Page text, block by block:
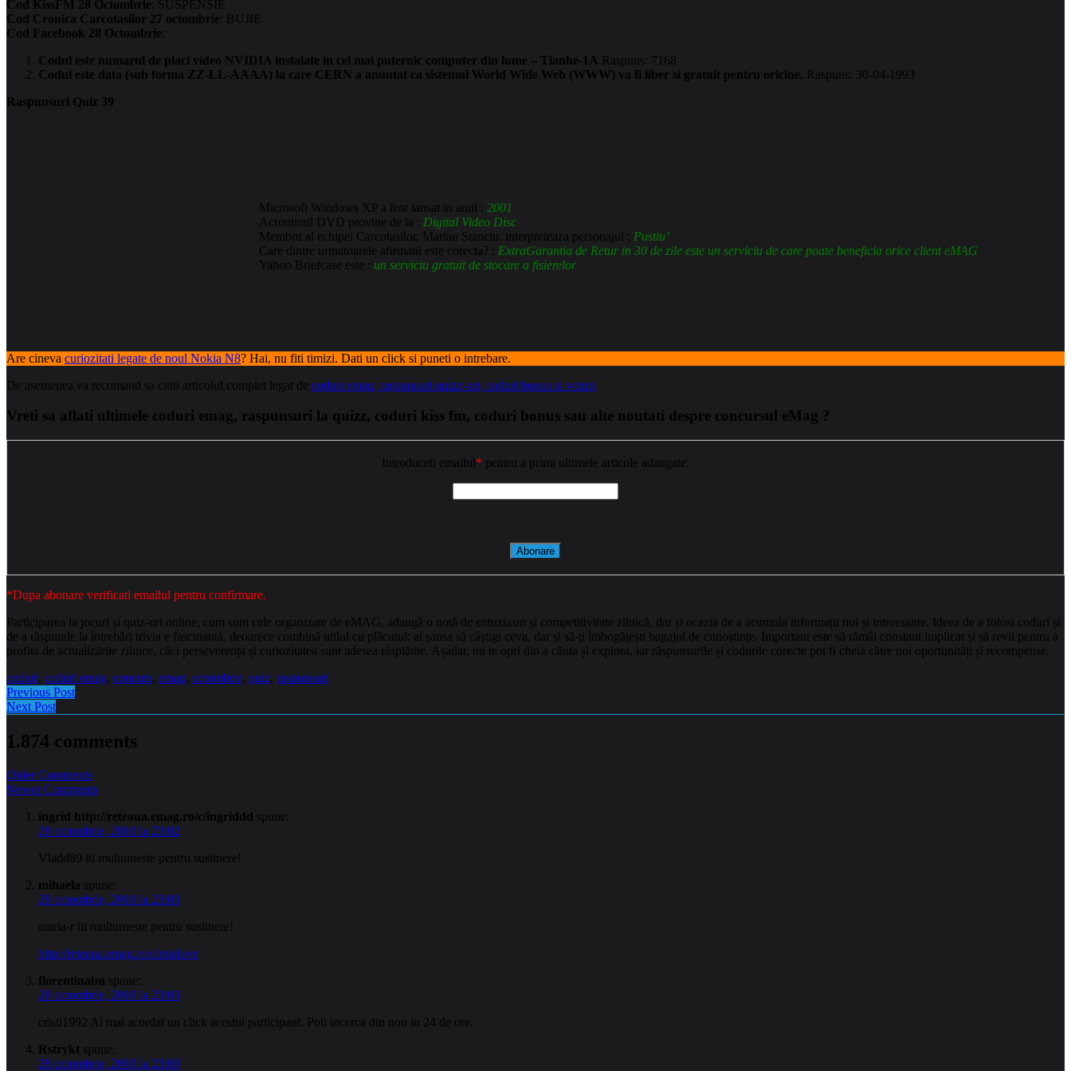
Cod KissFM 28 Octombrie: SUSPENSIE
Cod Cronica Carcotasilor 27 octombrie: BUJIE
Cod Facebook 28 Octombrie:
Codul este numarul de placi video NVIDIA instalate in cel mai puternic computer din lume – Tianhe-1A Raspuns: 7168
Codul este data (sub forma ZZ-LL-AAAA) la care CERN a anuntat ca sistemul World Wide Web (WWW) va fi liber si gratuit pentru oricine. Raspuns: 30-04-1993
Raspunsuri Quiz 39
Microsoft Windows XP a fost lansat in anul : 2001
Acronimul DVD provine de la : Digital Video Disc
Membru al echipei Carcotasilor, Marian Stanciu, interpreteaza personajul : Pustiu’
Care dintre urmatoarele afirmatii este corecta? : ExtraGarantia de Retur in 30 de zile este un serviciu de care poate beneficia orice client eMAG
Yahoo Briefcase este : un serviciu gratuit de stocare a fisierelor
Are cineva curiozitati legate de noul Nokia N8? Hai, nu fiti timizi. Dati un click si puneti o intrebare.
De asemenea va recomand sa cititi articolul complet legat de coduri emag, raspunsuri quizz-uri, coduri bonus si voturi
Vreti sa aflati ultimele coduri emag, raspunsuri la quizz, coduri kiss fm, coduri bonus sau alte noutati despre concursul eMag ?
Introduceti emailul* pentru a primi ultimele articole adaugate:
*Dupa abonare verificati emailul pentru confirmare.
Participarea la jocuri și quiz-uri online, cum sunt cele organizate de eMAG, adaugă o notă de entuziasm și competitivitate zilnică, dar și ocazia de a acumula informații noi și interesante. Ideea de a folosi coduri și
de a răspunde la întrebări trivia e fascinantă, deoarece combină utilul cu plăcutul: ai șansa să câștigi ceva, dar și să-ți îmbogățești bagajul de cunoștințe. Important este să rămâi constant implicat și să revii pentru a
profita de actualizările zilnice, căci perseverența și curiozitatea sunt adesea răsplătite. Așadar, nu te opri din a căuta și explora, iar răspunsurile și codurile corecte pot fi cheia către noi oportunități și recompense.
coduri, coduri emag, concurs, emag, octombrie, quiz, raspunsuri
Previous Post
Next Post
1.874 comments
Comment
navigation
Older Comments
Newer Comments
ingrid http://reteaua.emag.ro/c/ingriddd spune:
28 octombrie, 2010 la 23:02
Vladd89 iti multumeste pentru sustinere!
mihaela spune:
28 octombrie, 2010 la 23:03
maria-r iti multumeste pentru sustinere!
http://reteaua.emag.ro/c/mialove
florentinabn spune:
28 octombrie, 2010 la 23:03
cristi1992 Ai mai acordat un click acestui participant. Poti incerca din nou in 24 de ore.
Rstrykt spune:
28 octombrie, 2010 la 23:03